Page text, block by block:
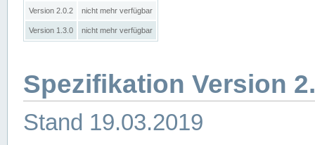
Version 2.0.2 nicht mehr verfügbar
Version 1.3.0 nicht mehr verfügbar
Spezifikation Version
Stand 19.03.2019